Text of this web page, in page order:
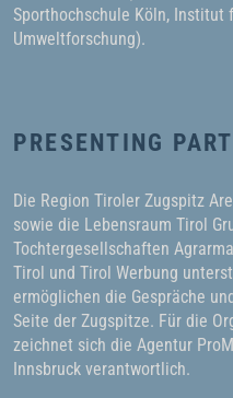
Sporthochschule Köln, Institut
Umweltforschung).
PRESENTING
Die Region Tiroler Zugspitz
sowie die Lebensraum Tirol
Tochtergesellschaften
Tirol und Tirol Werbung
ermöglichen die Gespräche
Seite der Zugspitze. Für die
zeichnet sich die Agentur
Innsbruck verantwortlich.